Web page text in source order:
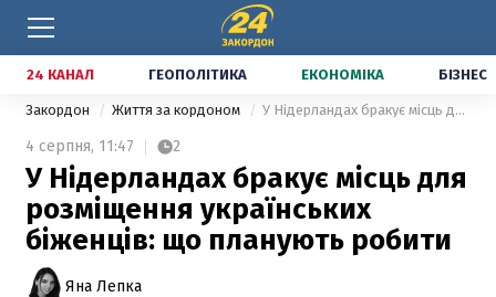
24 КАНАЛ ГЕОПОЛІТИКА ЕКОНОМІКА БІЗНЕС
Закордон Життя за кордоном У Нідерландах бракує місць для розміщення українських біженців: що планують робити
4 серпня, 11:47 2
У Нідерландах бракує місць для
розміщення українських
біженців: що планують робити
Яна Лепка